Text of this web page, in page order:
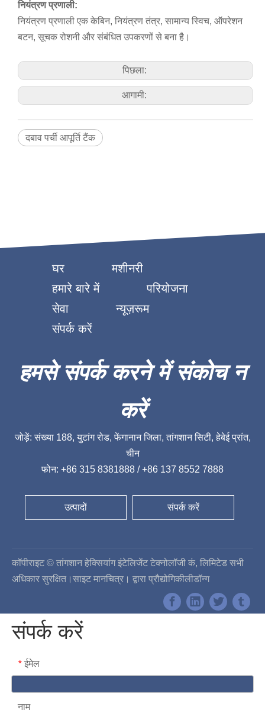
नियंत्रण प्रणाली:
नियंत्रण प्रणाली एक केबिन, नियंत्रण तंत्र, सामान्य स्विच, ऑपरेशन
बटन, सूचक रोशनी और संबंधित उपकरणों से बना है।
पिछला:
आगामी:
दबाव पर्ची आपूर्ति टैंक
घर
मशीनरी
हमारे बारे में
परियोजना
सेवा
न्यूज़रूम
संपर्क करें
हमसे संपर्क करने में संकोच न
करें
जोड़ें: संख्या 188, युटांग रोड, फेंगानान जिला, तांगशान सिटी, हेबेई प्रांत,
चीन
फोन: +86 315 8381888 / +86 137 8552 7888
उत्पादों संपर्क करें
कॉपीराइट © तांगशान हेक्सियांग इंटेलिजेंट टेक्नोलॉजी कं, लिमिटेड सभी
अधिकार सुरक्षित। साइट मानचित्र । द्वारा प्रौद्योगिकीलीडॉन्ग
संपर्क करें
* ईमेल
नाम